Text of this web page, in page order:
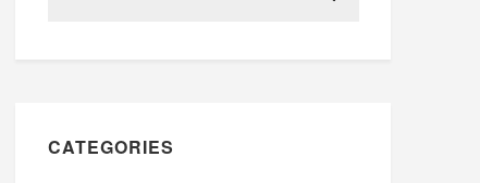
CATEGORIES